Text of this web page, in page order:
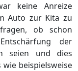
keine Anreize
Auto zur Kita zu
ob schon
der
seien und dies
beispielsweise